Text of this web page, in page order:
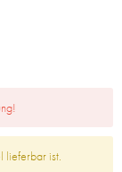
lieferbar ist.